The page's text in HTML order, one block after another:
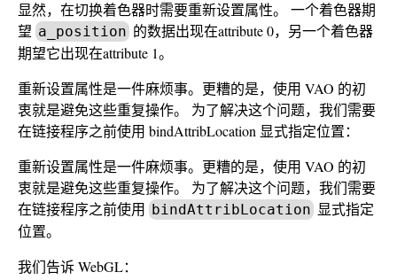
显然，在切换着色器时需要重新设置属性。 一个着色器期
望 a_position 的数据出现在attribute 0，另一个着色器
期望它出现在attribute 1。
重新设置属性是一件麻烦事。更糟的是，使用 VAO 的初
衷就是避免这些重复操作。 为了解决这个问题，我们需要
在链接程序之前使用 bindAttribLocation 显式指定位置：
重新设置属性是一件麻烦事。更糟的是，使用 VAO 的初
衷就是避免这些重复操作。 为了解决这个问题，我们需要
在链接程序之前使用 bindAttribLocation 显式指定
位置。
我们告诉 WebGL：